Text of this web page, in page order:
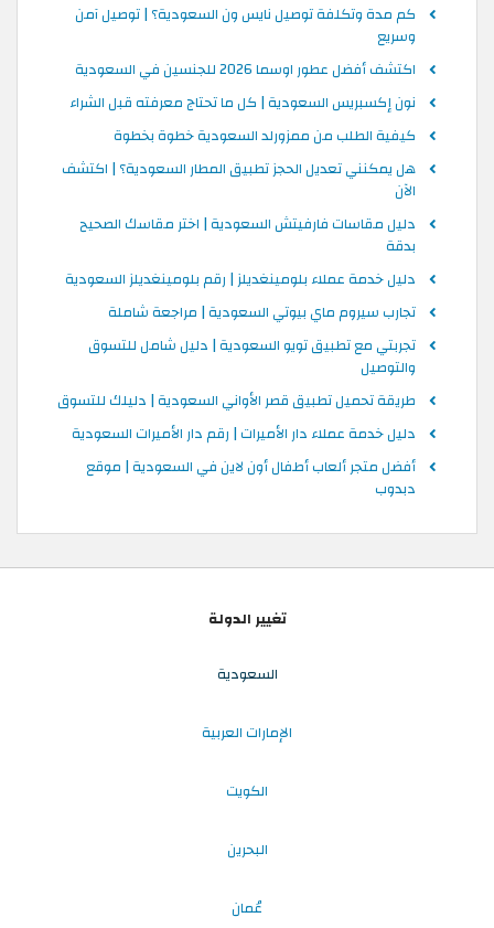
كم مدة وتكلفة توصيل نايس ون السعودية؟ | توصيل آمن
وسريع
اكتشف أفضل عطور اوسما 2026 للجنسين في السعودية
نون إكسبريس السعودية | كل ما تحتاج معرفته قبل الشراء
كيفية الطلب من ممزورلد السعودية خطوة بخطوة
هل يمكنني تعديل الحجز تطبيق المطار السعودية؟ | اكتشف
الآن
دليل مقاسات فارفيتش السعودية | اختر مقاسك الصحيح
بدقة
دليل خدمة عملاء بلومينغديلز | رقم بلومينغديلز السعودية
تجارب سيروم ماي بيوتي السعودية | مراجعة شاملة
تجربتي مع تطبيق تويو السعودية | دليل شامل للتسوق
والتوصيل
طريقة تحميل تطبيق قصر الأواني السعودية | دليلك للتسوق
دليل خدمة عملاء دار الأميرات | رقم دار الأميرات السعودية
أفضل متجر ألعاب أطفال أون لاين في السعودية | موقع
دبدوب
تغيير الدولة
السعودية
الإمارات العربية
الكويت
البحرين
عُمان